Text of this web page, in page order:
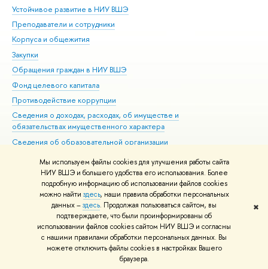
Мы используем файлы cookies для улучшения работы сайта
НИУ ВШЭ и большего удобства его использования. Более
подробную информацию об использовании файлов cookies
можно найти здесь, наши правила обработки персональных
данных –здесь. Продолжая пользоваться сайтом, вы
подтверждаете, что были проинформированы об
использовании файлов cookies сайтом НИУ ВШЭ и согласны
с нашими правилами обработки персональных данных. Вы
можете отключить файлы cookies в настройках Вашего
браузера.
✖
Устойчивое развитие в НИУ ВШЭ
Преподаватели и сотрудники
Корпуса и общежития
Закупки
Обращения граждан в НИУ ВШЭ
Фонд целевого капитала
Противодействие коррупции
Сведения о доходах, расходах, об имуществе и
обязательствах имущественного характера
Сведения об образовательной организации
Людям с ограниченными возможностями здоровья
Единая платежная страница
Работа в Вышке
© НИУ ВШЭ 1993–2026 Адреса и контакты Условия использования
материалов Политика конфиденциальности Карта сайта
Шрифты HSE Sans и HSE Slab разработаны вШколе дизайна НИУ ВШЭ